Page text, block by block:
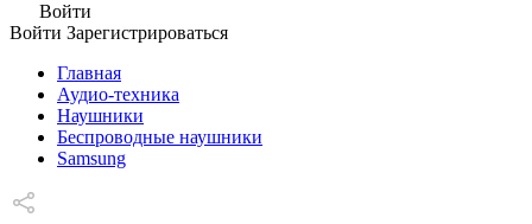
Войти
Войти Зарегистрироваться
Главная
Аудио-техника
Наушники
Беспроводные наушники
Samsung